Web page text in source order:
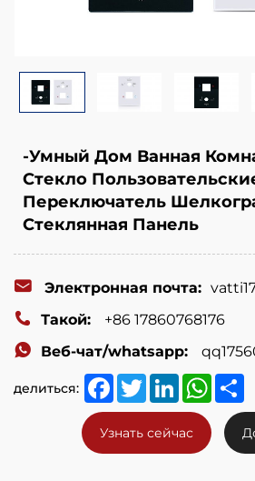
-Умный Дом Ванная
Стекло
Переключатель
Стеклянная Панель
Электронная почта:
Такой:
+86 17860768176
Веб-чат/whatsapp:
делиться: FacebookTwitterLinkedIn
Узнать сейчас